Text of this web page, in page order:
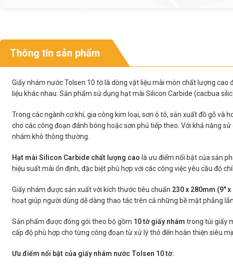
Thông tin sản phẩm
Giấy nhám nước Tolsen 10 tờ là dòng vật liệu mài mòn chất lượng
liệu khác nhau. Sản phẩm sử dụng hạt mài Silicon Carbide (cacbua
Trong các ngành cơ khí, gia công kim loại, sơn ô tô, sản xuất đồ gỗ và
cho các công đoạn đánh bóng hoặc sơn phủ tiếp theo. Với khả năng
nhám khô thông thường.
Hạt mài Silicon Carbide chất lượng cao là ưu điểm nổi bật của sản
hiệu suất mài ổn định, đặc biệt phù hợp với các công việc yêu cầu độ
Giấy nhám được sản xuất với kích thước tiêu chuẩn 230 x 280mm (9″ x
hoạt giúp người dùng dễ dàng thao tác trên cả những bề mặt phẳng
Sản phẩm được đóng gói theo bộ gồm 10 tờ giấy nhám trong túi giấy
cấp độ phù hợp cho từng công đoạn từ xử lý thô đến hoàn thiện siêu
Ưu điểm nổi bật của giấy nhám nước Tolsen 10 tờ: